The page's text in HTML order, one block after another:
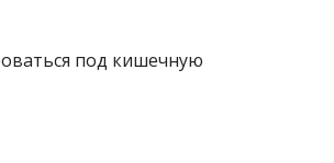
под кишечную